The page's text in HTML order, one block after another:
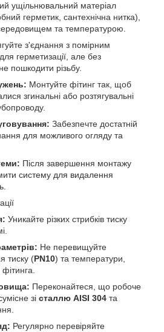
ущільнювальний матеріал
герметик, сантехнічна нитка),
та температурою.
з'єднання з помірним
герметизації, але без
пошкодити різьбу.
Монтуйте фітинг так, щоб
згинальні або розтягувальні
Забезпечте достатній
для можливого огляду та
Після завершення монтажу
систему для видалення
Уникайте різких стрибків тиску
Не перевищуйте
тиску (PN10) та температури,
Переконайтеся, що робоче
зі сталлю AISI 304 та
Регулярно перевіряйте